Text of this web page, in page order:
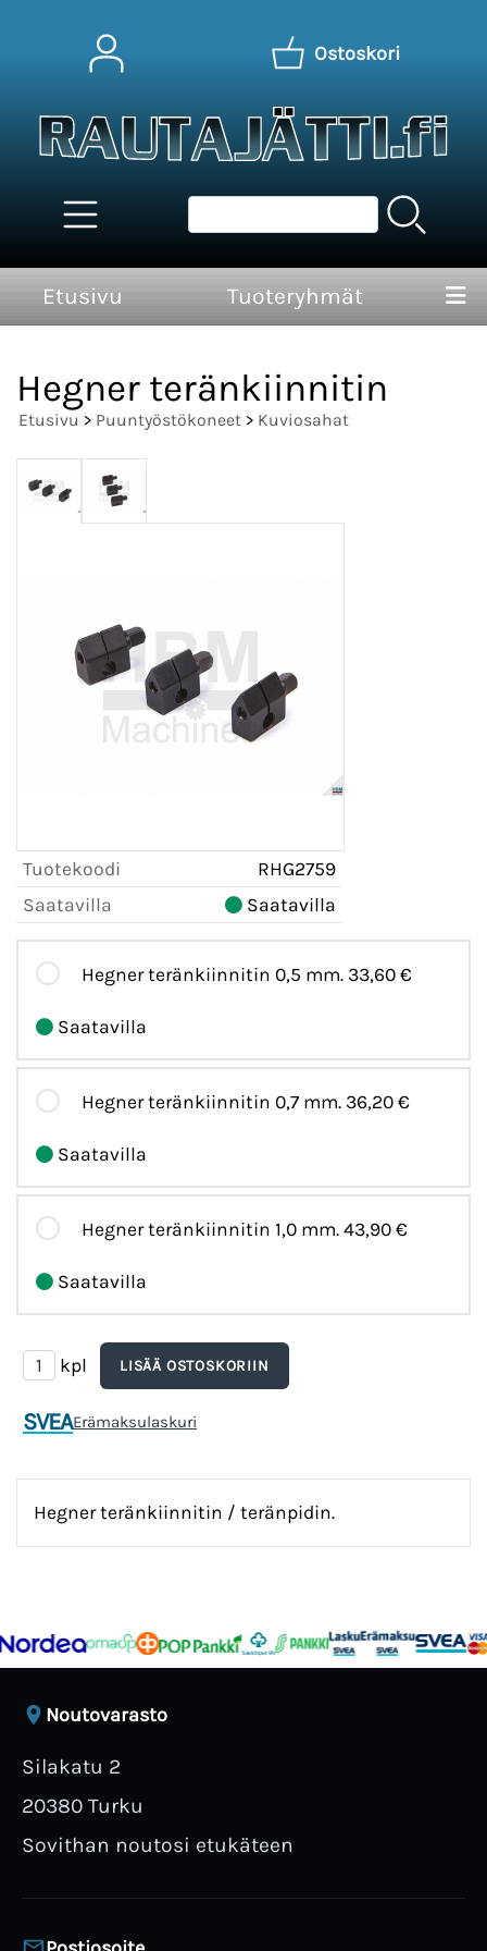
Ostoskori
Etusivu Tuoteryhmät
Hegner teränkiinnitin
Etusivu > Puuntyöstökoneet > Kuviosahat
Tuotekoodi
RHG2759
Saatavilla
Saatavilla
Hegner teränkiinnitin 0,5 mm. 33,60 €
Saatavilla
Hegner teränkiinnitin 0,7 mm. 36,20 €
Saatavilla
Hegner teränkiinnitin 1,0 mm. 43,90 €
Saatavilla
kpl
SVEAErämaksulaskuri
Hegner teränkiinnitin / teränpidin.
Noutovarasto
Silakatu 2
20380 Turku
Sovithan noutosi etukäteen